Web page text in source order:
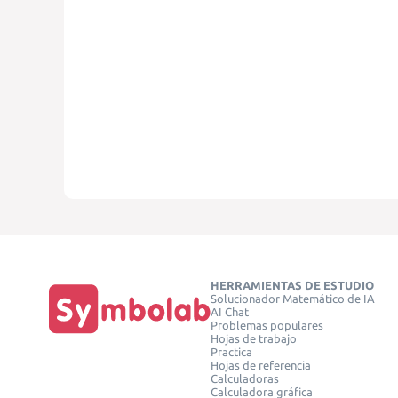
HERRAMIENTAS DE ESTUDIO
Solucionador Matemático de IA
AI Chat
Problemas populares
Hojas de trabajo
Practica
Hojas de referencia
Calculadoras
Calculadora gráfica